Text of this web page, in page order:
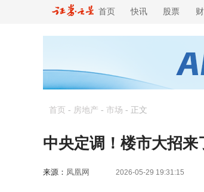
首页 快讯 股票
首页 - 房地产 - 市场 - 正文
中央定调！楼市大招来
来源： 凤凰网 2026-05-29 19:31:15